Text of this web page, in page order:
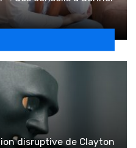
disruptive de Clayton